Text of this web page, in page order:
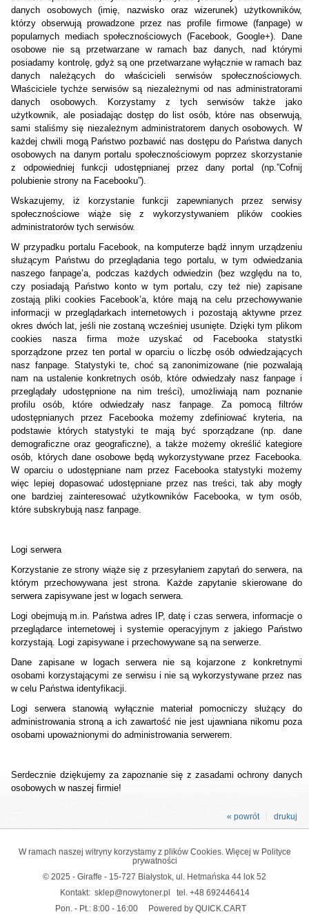
danych osobowych (imię, nazwisko oraz wizerunek) użytkowników,
którzy obserwują prowadzone przez nas profile firmowe (fanpage) w
popularnych mediach społecznościowych (Facebook, Google+). Dane
osobowe nie są przetwarzane w ramach baz danych, nad którymi
posiadamy kontrolę, gdyż są one przetwarzane wyłącznie w ramach baz
danych należących do właścicieli serwisów społecznościowych.
Właściciele tychże serwisów są niezależnymi od nas administratorami
danych osobowych. Korzystamy z tych serwisów także jako
użytkownik, ale posiadając dostęp do list osób, które nas obserwują,
sami staliśmy się niezależnym administratorem danych osobowych. W
każdej chwili mogą Państwo pozbawić nas dostępu do Państwa danych
osobowych na danym portalu społecznościowym poprzez skorzystanie
z odpowiedniej funkcji udostępnianej przez dany portal (np.”Cofnij
polubienie strony na Facebooku”).
Wskazujemy, iż korzystanie funkcji zapewnianych przez serwisy
społecznościowe wiąże się z wykorzystywaniem plików cookies
administratorów tych serwisów.
W przypadku portalu Facebook, na komputerze bądź innym urządzeniu
służącym Państwu do przeglądania tego portalu, w tym odwiedzania
naszego fanpage’a, podczas każdych odwiedzin (bez względu na to,
czy posiadają Państwo konto w tym portalu, czy też nie) zapisane
zostają pliki cookies Facebook’a, które mają na celu przechowywanie
informacji w przeglądarkach internetowych i pozostają aktywne przez
okres dwóch lat, jeśli nie zostaną wcześniej usunięte. Dzięki tym plikom
cookies nasza firma może uzyskać od Facebooka statystki
sporządzone przez ten portal w oparciu o liczbę osób odwiedzających
nasz fanpage. Statystyki te, choć są zanonimizowane (nie pozwalają
nam na ustalenie konkretnych osób, które odwiedzały nasz fanpage i
przeglądały udostępnione na nim treści), umożliwiają nam poznanie
profilu osób, które odwiedzały nasz fanpage. Za pomocą filtrów
udostępnianych przez Facebooka możemy zdefiniować kryteria, na
podstawie których statystyki te mają być sporządzane (np. dane
demograficzne oraz geograficzne), a także możemy określić kategiore
osób, których dane osobowe będą wykorzystywane przez Facebooka.
W oparciu o udostępniane nam przez Facebooka statystyki możemy
więc lepiej dopasować udostępniane przez nas treści, tak aby mogły
one bardziej zainteresować użytkowników Facebooka, w tym osób,
które subskrybują nasz fanpage.
Logi serwera
Korzystanie ze strony wiąże się z przesyłaniem zapytań do serwera, na
którym przechowywana jest strona. Każde zapytanie skierowane do
serwera zapisywane jest w logach serwera.
Logi obejmują m.in. Państwa adres IP, datę i czas serwera, informacje o
przeglądarce internetowej i systemie operacyjnym z jakiego Państwo
korzystają. Logi zapisywane i przechowywane są na serwerze.
Dane zapisane w logach serwera nie są kojarzone z konkretnymi
osobami korzystającymi ze serwisu i nie są wykorzystywane przez nas
w celu Państwa identyfikacji.
Logi serwera stanowią wyłącznie materiał pomocniczy służący do
administrowania stroną a ich zawartość nie jest ujawniana nikomu poza
osobami upoważnionymi do administrowania serwerem.
Serdecznie dziękujemy za zapoznanie się z zasadami ochrony danych
osobowych w naszej firmie!
drukuj
« powrót
W ramach naszej witryny korzystamy z plików Cookies. Więcej w Polityce
prywatności
© 2025 - Giraffe - 15-727 Białystok, ul. Hetmańska 44 lok 52
Kontakt: sklep@nowytoner.pl tel. +48 692446414
Pon. - Pt.: 8:00 - 16:00
Powered by QUICK.CART